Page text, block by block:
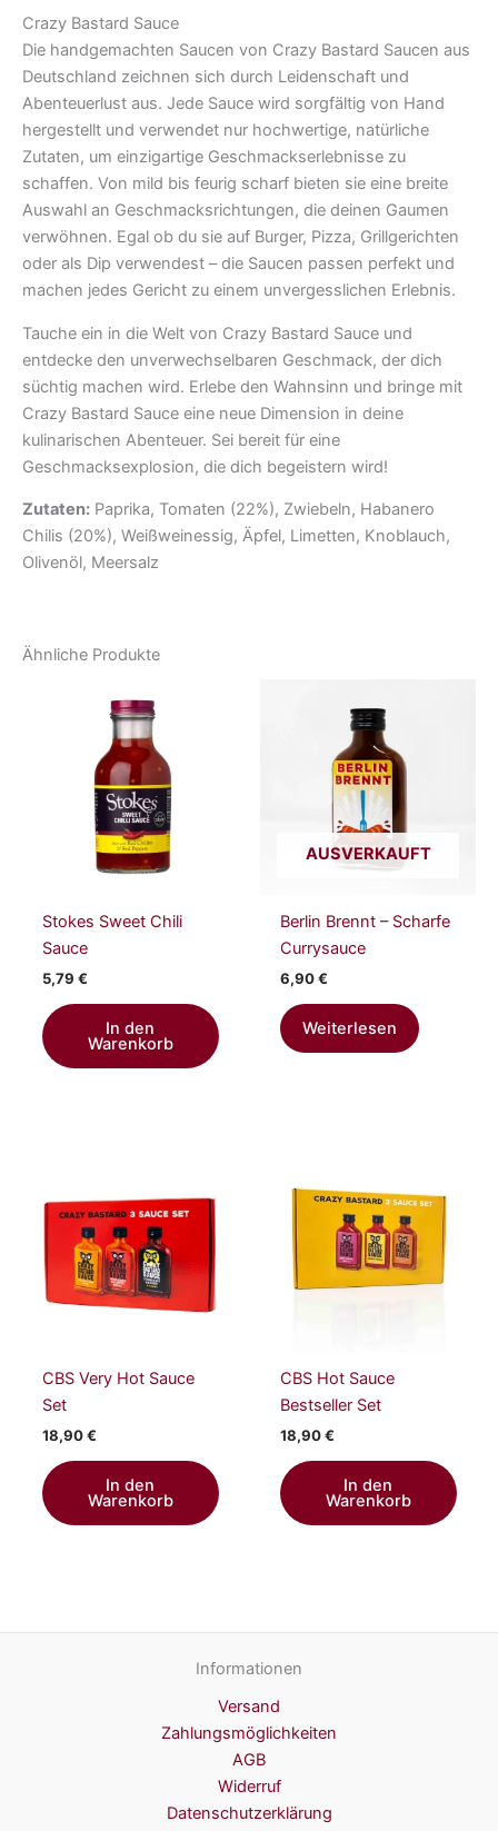
Crazy Bastard Sauce
Die handgemachten Saucen von Crazy Bastard Saucen aus
Deutschland zeichnen sich durch Leidenschaft und
Abenteuerlust aus. Jede Sauce wird sorgfältig von Hand
hergestellt und verwendet nur hochwertige, natürliche
Zutaten, um einzigartige Geschmackserlebnisse zu
schaffen. Von mild bis feurig scharf bieten sie eine breite
Auswahl an Geschmacksrichtungen, die deinen Gaumen
verwöhnen. Egal ob du sie auf Burger, Pizza, Grillgerichten
oder als Dip verwendest – die Saucen passen perfekt und
machen jedes Gericht zu einem unvergesslichen Erlebnis.
Tauche ein in die Welt von Crazy Bastard Sauce und
entdecke den unverwechselbaren Geschmack, der dich
süchtig machen wird. Erlebe den Wahnsinn und bringe mit
Crazy Bastard Sauce eine neue Dimension in deine
kulinarischen Abenteuer. Sei bereit für eine
Geschmacksexplosion, die dich begeistern wird!
Zutaten: Paprika, Tomaten (22%), Zwiebeln, Habanero
Chilis (20%), Weißweinessig, Äpfel, Limetten, Knoblauch,
Olivenöl, Meersalz
Ähnliche Produkte
Stokes Sweet Chili
Sauce
5,79 €
In den
Warenkorb
AUSVERKAUFT
Berlin Brennt – Scharfe
Currysauce
6,90€
Weiterlesen
CBS Very Hot Sauce
Set
18,90€
In den
Warenkorb
CBS Hot Sauce
Bestseller Set
18,90€
In den
Warenkorb
Informationen
Versand
Zahlungsmöglichkeiten
AGB
Widerruf
Datenschutzerklärung